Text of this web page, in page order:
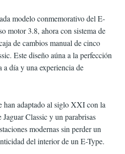
modelo conmemorativo del E-
motor 3.8, ahora con sistema de
de cambios manual de cinco
Este diseño aúna a la perfección
día y una experiencia de
han adaptado al siglo XXI con la
Classic y un parabrisas
modernas sin perder un
del interior de un E-Type.